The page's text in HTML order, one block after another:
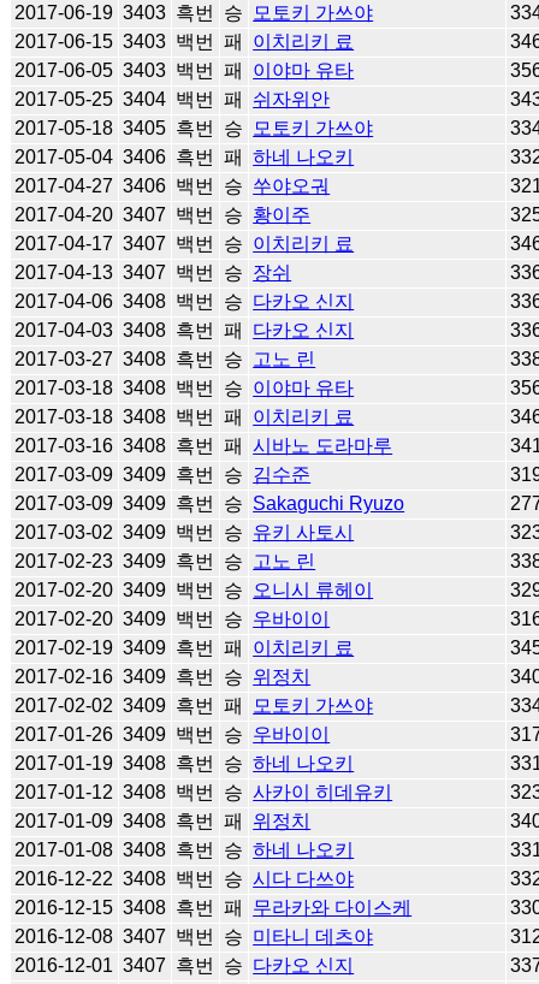
2017-06-19 3403 흑번 승 모토키 가쓰야
2017-06-15 3403 백번 패 이치리키 료
2017-06-05 3403 백번 패 이야마 유타
2017-05-25 3404 백번 패 쉬자위안
2017-05-18 3405 흑번 승 모토키 가쓰야
2017-05-04 3406 흑번 패 하네 나오키
2017-04-27 3406 백번 승 쑤야오궈
2017-04-20 3407 백번 승 황이주
2017-04-17 3407 백번 승 이치리키 료
2017-04-13 3407 백번 승 장쉬
2017-04-06 3408 백번 승 다카오 신지
2017-04-03 3408 흑번 패 다카오 신지
2017-03-27 3408 흑번 승 고노 린
2017-03-18 3408 백번 승 이야마 유타
2017-03-18 3408 백번 패 이치리키 료
2017-03-16 3408 흑번 패 시바노 도라마루
2017-03-09 3409 흑번 승 김수준
2017-03-09 3409 흑번 승 Sakaguchi Ryuzo
2017-03-02 3409 백번 승 유키 사토시
2017-02-23 3409 흑번 승 고노 린
2017-02-20 3409 백번 승 오니시 류헤이
2017-02-20 3409 백번 승 우바이이
2017-02-19 3409 흑번 패 이치리키 료
2017-02-16 3409 흑번 승 위정치
2017-02-02 3409 흑번 패 모토키 가쓰야
2017-01-26 3409 백번 승 우바이이
2017-01-19 3408 흑번 승 하네 나오키
2017-01-12 3408 백번 승 사카이 히데유키
2017-01-09 3408 흑번 패 위정치
2017-01-08 3408 흑번 승 하네 나오키
2016-12-22 3408 백번 승 시다 다쓰야
2016-12-15 3408 흑번 패 무라카와 다이스케
2016-12-08 3407 백번 승 미타니 데츠야
2016-12-01 3407 흑번 승 다카오 신지